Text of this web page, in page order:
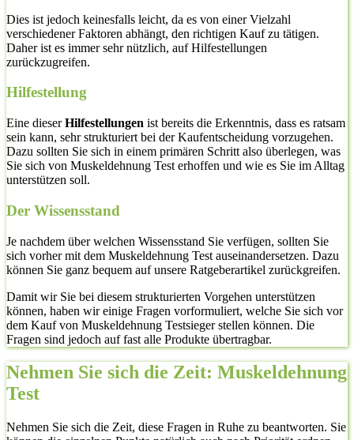
Dies ist jedoch keinesfalls leicht, da es von einer Vielzahl
verschiedener Faktoren abhängt, den richtigen Kauf zu tätigen.
Daher ist es immer sehr nützlich, auf Hilfestellungen
zurückzugreifen.
Hilfestellung
Eine dieserHilfestellungen ist bereits die Erkenntnis, dass es ratsam
sein kann, sehr strukturiert bei der Kaufentscheidung vorzugehen.
Dazu sollten Sie sich in einem primären Schritt also überlegen, was
Sie sich von Muskeldehnung Test erhoffen und wie es Sie im Alltag
unterstützen soll.
Der Wissensstand
Je nachdem über welchen Wissensstand Sie verfügen, sollten Sie
sich vorher mit dem Muskeldehnung Test auseinandersetzen. Dazu
können Sie ganz bequem auf unsere Ratgeberartikel zurückgreifen.
Damit wir Sie bei diesem strukturierten Vorgehen unterstützen
können, haben wir einige Fragen vorformuliert, welche Sie sich vor
dem Kauf von Muskeldehnung Testsieger stellen können. Die
Fragen sind jedoch auf fast alle Produkte übertragbar.
Nehmen Sie sich die Zeit: Muskeldehnung
Test
Nehmen Sie sich die Zeit, diese Fragen in Ruhe zu beantworten. Sie